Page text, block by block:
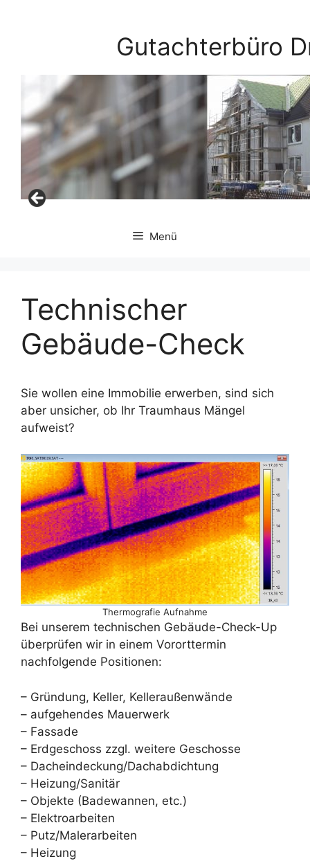
Gutachterbüro
Menü
Technischer
Gebäude-Check
Sie wollen eine Immobilie erwerben, sind sich
aber unsicher, ob Ihr Traumhaus Mängel
aufweist?
Thermografie Aufnahme
Bei unserem technischen Gebäude-Check-Up
überprüfen wir in einem Vororttermin
nachfolgende Positionen:
– Gründung, Keller, Kelleraußenwände
– aufgehendes Mauerwerk
– Fassade
– Erdgeschoss zzgl. weitere Geschosse
– Dacheindeckung/Dachabdichtung
– Heizung/Sanitär
– Objekte (Badewannen, etc.)
– Elektroarbeiten
– Putz/Malerarbeiten
– Heizung